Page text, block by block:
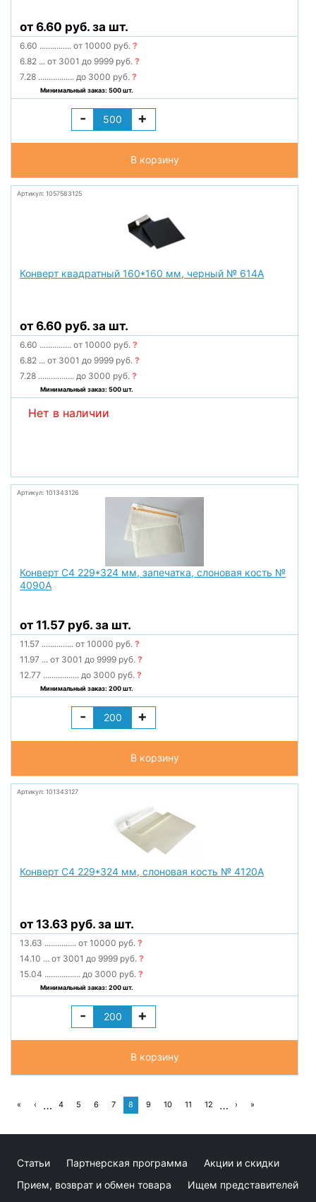
от 6.60 руб. за шт.
6.60 ............... от 10000 руб.?
6.82 ... от 3001 до 9999 руб.?
7.28 ................. до 3000 руб.?
Минимальный заказ: 500 шт.
- +
В корзину
Артикул: 1057583125
Конверт квадратный 160*160 мм, черный № 614А
от 6.60 руб. за шт.
6.60 ............... от 10000 руб.?
6.82 ... от 3001 до 9999 руб.?
7.28 ................. до 3000 руб.?
Минимальный заказ: 500 шт.
Нет в наличии
Артикул: 101343126
Конверт С4 229*324 мм, запечатка, слоновая кость №
4090А
от 11.57 руб. за шт.
11.57 ............... от 10000 руб.?
11.97 ... от 3001 до 9999 руб.?
12.77 ................. до 3000 руб.?
Минимальный заказ: 200 шт.
- +
В корзину
Артикул: 101343127
Конверт С4 229*324 мм, слоновая кость № 4120А
от 13.63 руб. за шт.
13.63 ............... от 10000 руб.?
14.10 ... от 3001 до 9999 руб.?
15.04 ................. до 3000 руб.?
Минимальный заказ: 200 шт.
- +
В корзину
« ‹ … 4 5 6 7 8 9 10 11 12 … › »
Статьи Партнерская программа
Акции и скидки
Прием, возврат и обмен товара
Ищем представителей